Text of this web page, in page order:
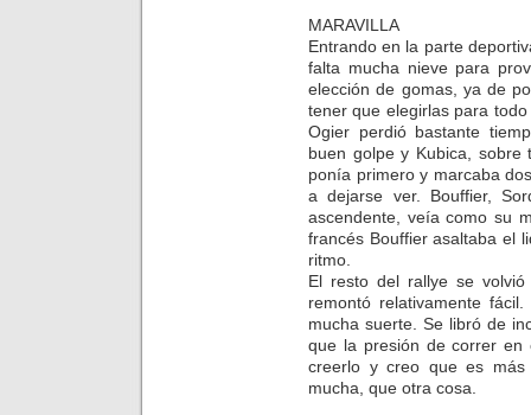
MARAVILLA
Entrando en la parte
falta mucha nieve para
elección de gomas, ya de
tener que elegirlas para
Ogier perdió bastante
buen golpe y Kubica,
ponía primero y marcaba
a dejarse ver. Bouffier,
ascendente, veía como su
francés Bouffier asaltaba el
ritmo.
El resto del rallye se
remontó relativamente
mucha suerte. Se libró de
que la presión de correr en
creerlo y creo que es
mucha, que otra cosa.